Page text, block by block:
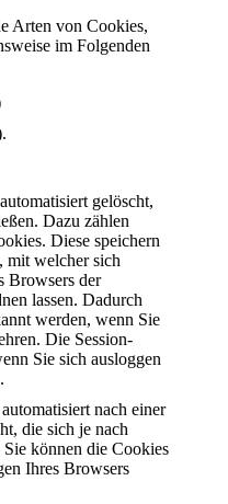
Arten von Cookies,
im Folgenden
gelöscht,
Dazu zählen
Diese speichern
mit welcher sich
Browsers der
lassen. Dadurch
werden, wenn Sie
Die Session-
Sie sich ausloggen
nach einer
die sich je nach
können die Cookies
Ihres Browsers